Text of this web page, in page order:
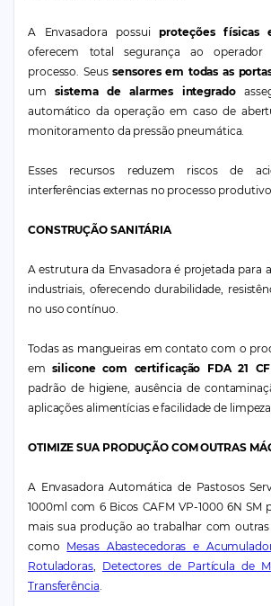
A Envasadora possuiproteções físicas
oferecem total segurança ao
processo. Seussensores em todas as
umsistema de alarmes integrado
automático da operação em caso de
monitoramento da pressão pneumática.
Esses recursos reduzem riscos de
interferências externas no processo
CONSTRUÇÃO SANITÁRIA
A estrutura da Envasadora é projetada para
industriais, oferecendo durabilidade,
no uso contínuo.
Todas as mangueiras em contato com o
emsilicone com certificação FDA 21
padrão de higiene, ausência de
aplicações alimentícias e facilidade de
OTIMIZE SUA PRODUÇÃO COM OUTRAS
A Envasadora Automática de Pastosos
1000ml com 6 Bicos CAFM VP-1000 6N SM
mais sua produção ao trabalhar com
como Mesas Abastecedoras e
Rotuladoras, Detectores de Partícula de
Transferência.